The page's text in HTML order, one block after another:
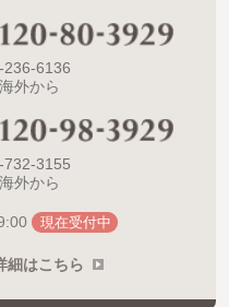
236-6136
外から
732-3155
外から
現在受付中
細はこちら